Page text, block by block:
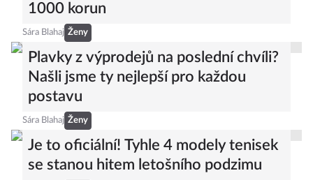
1000 korun
Sára Blahaj Ženy
Plavky z výprodejů na poslední chvíli?
Našli jsme ty nejlepší pro každou
postavu
Sára Blahaj Ženy
Je to oficiální! Tyhle 4 modely tenisek
se stanou hitem letošního podzimu